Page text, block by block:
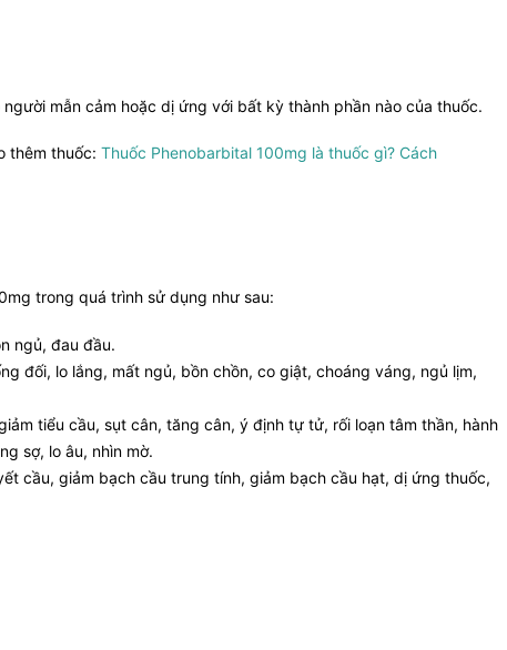
người mẫn cảm hoặc dị ứng với bất kỳ thành phần nào của thuốc.
thêm thuốc: Thuốc Phenobarbital 100mg là thuốc gì? Cách
trong quá trình sử dụng như sau:
ngủ, đau đầu.
đối, lo lắng, mất ngủ, bồn chồn, co giật, choáng váng, ngủ lịm,
tiểu cầu, sụt cân, tăng cân, ý định tự tử, rối loạn tâm thần, hành
sợ, lo âu, nhìn mờ.
cầu, giảm bạch cầu trung tính, giảm bạch cầu hạt, dị ứng thuốc,